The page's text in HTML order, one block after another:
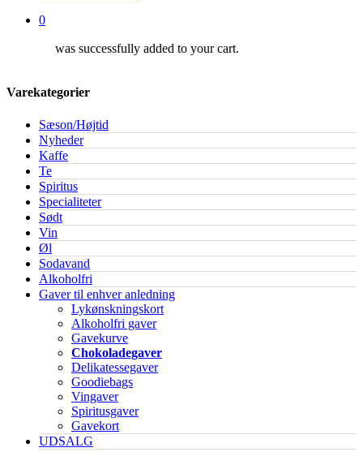
0
was successfully added to your cart.
Varekategorier
Sæson/Højtid
Nyheder
Kaffe
Te
Spiritus
Specialiteter
Sødt
Vin
Øl
Sodavand
Alkoholfri
Gaver til enhver anledning
Lykønskningskort
Alkoholfri gaver
Gavekurve
Chokoladegaver
Delikatessegaver
Goodiebags
Vingaver
Spiritusgaver
Gavekort
UDSALG